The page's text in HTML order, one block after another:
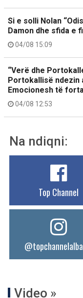
Si e solli Nolan
Damon dhe sfida e
04/08 15:09
“Verë dhe
Portokallisë ndezin
Emocionesh të
04/08 12:53
Na ndiqni:
Top Channel
Video »